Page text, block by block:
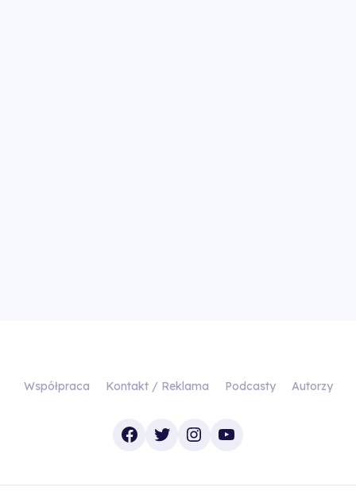
Współpraca Kontakt / Reklama Podcasty Autorzy
Facebook
TwitterInstagram
YouTube